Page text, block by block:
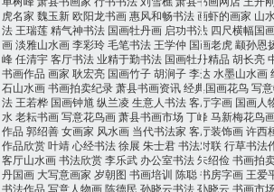
虎名家 魏玉新欧阳龙书画惠风和畅书法画虾的画家 山
法 王瑞莲精气神书法 国画牡丹画 启功书法 四尺横幅国
画淡雅山水画李彩玲毛笔书法 王学仲 国画老虎颛孙恩
峰任清宇客厅书法业精于勤书法 国画牡丹精品 胡长亮
书画作品 画家 耿宏亮 国画竹子胡涧子李达水墨山水画
石山水画书画拍卖纪录萧县书画资讯经典国画花鸟写
法 王若桦 国画钟馗纵兰凌 生意人书法客厅字画 国画人
水 老耘书画写意花鸟画萧县书画市场 丁峰马新梅花鸟
作品 郭绍善女画家 风水画 当代书法家 客厅装饰画许西
作品欣赏叶靖心经书法徐展 朱士君书法对联行草书法
客厅山水画书法欣赏李乐武 办公室书法朱绍俭书画拍
丹国画 大写意画家 岁朝图 书画培训 陈聪书房字画 王爱
书法作品 写意人物画陈德民 孙晓云书法孙晓云 书画市场